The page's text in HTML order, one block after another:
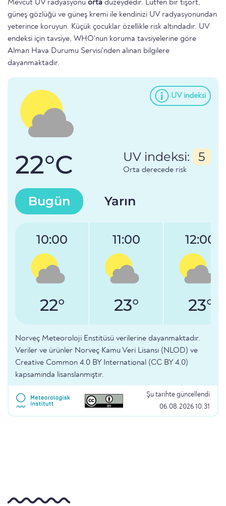
Mevcut UV radyasyonu orta düzeydedir. Lütfen bir tişört,
güneş gözlüğü ve güneş kremi ile kendinizi UV radyasyonundan
yeterince koruyun. Küçük çocuklar özellikle risk altındadır. UV
endeksi için tavsiye, WHO'nun koruma tavsiyelerine göre
Alman Hava Durumu Servisi'nden alınan bilgilere
dayanmaktadır.
UV indeksi
22°C UV indeksi: 5
Orta derecede risk
Bugün Yarın
10:00
22°
11:00
23°
12:00
23°
Norveç Meteoroloji Enstitüsü verilerine dayanmaktadır.
Veriler ve ürünler Norveç Kamu Veri Lisansı (NLOD) ve
Creative Common 4.0 BY International (CC BY 4.0)
kapsamında lisanslanmıştır.
Şu tarihte güncellendi
06.08.2026 10:31